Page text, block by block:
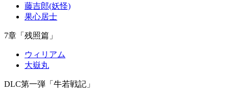
藤吉郎(妖怪)
果心居士
7章「残照篇」
ウィリアム
大嶽丸
DLC第一弾「牛若戦記」